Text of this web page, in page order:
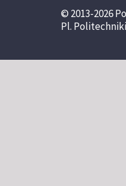
© 2013-2026
Pl. Politechniki